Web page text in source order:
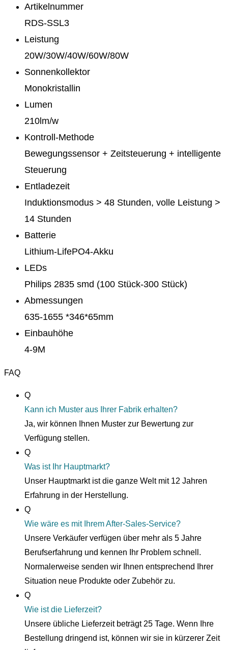
Artikelnummer
RDS-SSL3
Leistung
20W/30W/40W/60W/80W
Sonnenkollektor
Monokristallin
Lumen
210lm/w
Kontroll-Methode
Bewegungssensor + Zeitsteuerung + intelligente
Steuerung
Entladezeit
Induktionsmodus > 48 Stunden, volle Leistung >
14 Stunden
Batterie
Lithium-LifePO4-Akku
LEDs
Philips 2835 smd (100 Stück-300 Stück)
Abmessungen
635-1655 *346*65mm
Einbauhöhe
4-9M
FAQ
Q
Kann ich Muster aus Ihrer Fabrik erhalten?
Ja, wir können Ihnen Muster zur Bewertung zur
Verfügung stellen.
Q
Was ist Ihr Hauptmarkt?
Unser Hauptmarkt ist die ganze Welt mit 12 Jahren
Erfahrung in der Herstellung.
Q
Wie wäre es mit Ihrem After-Sales-Service?
Unsere Verkäufer verfügen über mehr als 5 Jahre
Berufserfahrung und kennen Ihr Problem schnell.
Normalerweise senden wir Ihnen entsprechend Ihrer
Situation neue Produkte oder Zubehör zu.
Q
Wie ist die Lieferzeit?
Unsere übliche Lieferzeit beträgt 25 Tage. Wenn Ihre
Bestellung dringend ist, können wir sie in kürzerer Zeit